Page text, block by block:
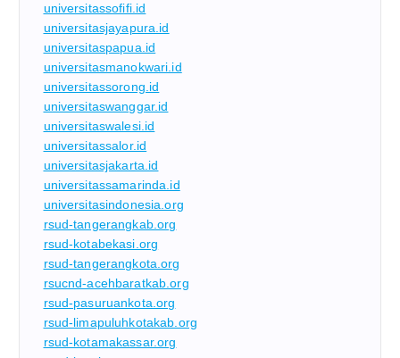
universitassofifi.id
universitasjayapura.id
universitaspapua.id
universitasmanokwari.id
universitassorong.id
universitaswanggar.id
universitaswalesi.id
universitassalor.id
universitasjakarta.id
universitassamarinda.id
universitasindonesia.org
rsud-tangerangkab.org
rsud-kotabekasi.org
rsud-tangerangkota.org
rsucnd-acehbaratkab.org
rsud-pasuruankota.org
rsud-limapuluhkotakab.org
rsud-kotamakassar.org